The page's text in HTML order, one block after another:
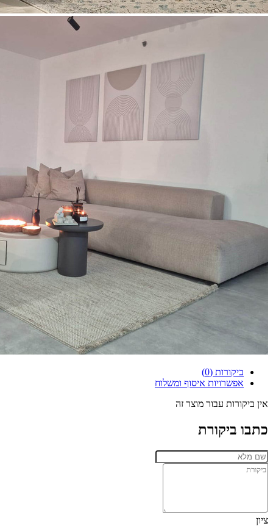
ביקורות (0)
אפשרויות איסוף ומשלוח
אין ביקורות עבור מוצר זה
כתבו ביקורת
ציון